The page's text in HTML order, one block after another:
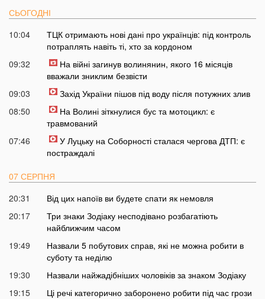
СЬОГОДНІ
10:04
ТЦК отримають нові дані про українців: під контроль
потраплять навіть ті, хто за кордоном
09:32
На війні загинув волинянин, якого 16 місяців
вважали зниклим безвісти
09:03
Захід України пішов під воду після потужних злив
08:50
На Волині зіткнулися бус та мотоцикл: є
травмований
07:46
У Луцьку на Соборності сталася чергова ДТП: є
постраждалі
07 СЕРПНЯ
20:31
Від цих напоїв ви будете спати як немовля
20:17
Три знаки Зодіаку несподівано розбагатіють
найближчим часом
19:49
Назвали 5 побутових справ, які не можна робити в
суботу та неділю
19:30
Назвали найжадібніших чоловіків за знаком Зодіаку
19:15
Ці речі категорично заборонено робити під час грози